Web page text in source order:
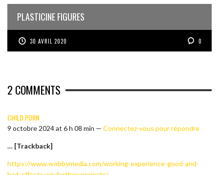
PLASTICINE FIGURES
30 AVRIL 2020 0
2 COMMENTS
CHILD PORN
9 octobre 2024 at 6 h 08 min — Connectez-vous pour répondre
… [Trackback]
https://www.wobbymedia.com/working-experience-good-and-